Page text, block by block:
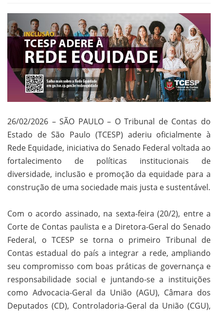
26/02/2026 – SÃO PAULO – O Tribunal de Contas do
Estado de São Paulo (TCESP) aderiu oficialmente à
Rede Equidade, iniciativa do Senado Federal voltada ao
fortalecimento de políticas institucionais de
diversidade, inclusão e promoção da equidade para a
construção de uma sociedade mais justa e sustentável.
Com o acordo assinado, na sexta-feira (20/2), entre a
Corte de Contas paulista e a Diretora-Geral do Senado
Federal, o TCESP se torna o primeiro Tribunal de
Contas estadual do país a integrar a rede, ampliando
seu compromisso com boas práticas de governança e
responsabilidade social e juntando-se a instituições
como Advocacia-Geral da União (AGU), Câmara dos
Deputados (CD), Controladoria-Geral da União (CGU),